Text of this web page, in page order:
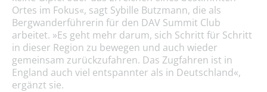
Ortes im Fokus«, sagt Sybille Butzmann, die als
Bergwanderführerin für den DAV Summit Club
arbeitet. »Es geht mehr darum, sich Schritt für Schritt
in dieser Region zu bewegen und auch wieder
gemeinsam zurückzufahren. Das Zugfahren ist in
England auch viel entspannter als in Deutschland«,
ergänzt sie.